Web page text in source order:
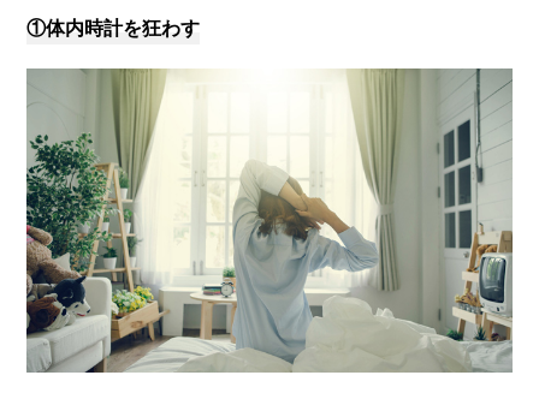
①体内時計を狂わす